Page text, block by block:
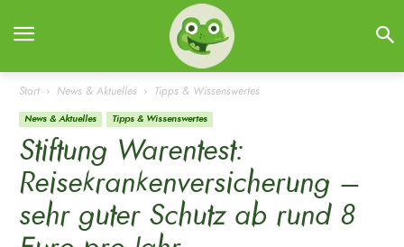
Start News & Aktuelles Tipps & Wissenswertes
News & Aktuelles Tipps & Wissenswertes
Stiftung Warentest:
Reisekrankenversicherung –
sehr guter Schutz ab rund 8